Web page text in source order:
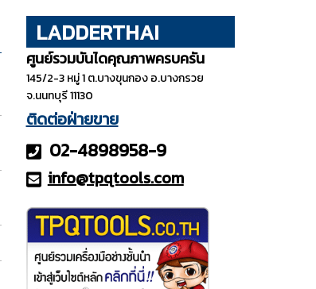
LADDERTHAI
ศูนย์รวมบันไดคุณภาพครบครัน
145/2-3 หมู่ 1 ต.บางขุนกอง อ.บางกรวย
จ.นนทบุรี 11130
ติดต่อฝ่ายขาย
02-4898958-9
info@tpqtools.com